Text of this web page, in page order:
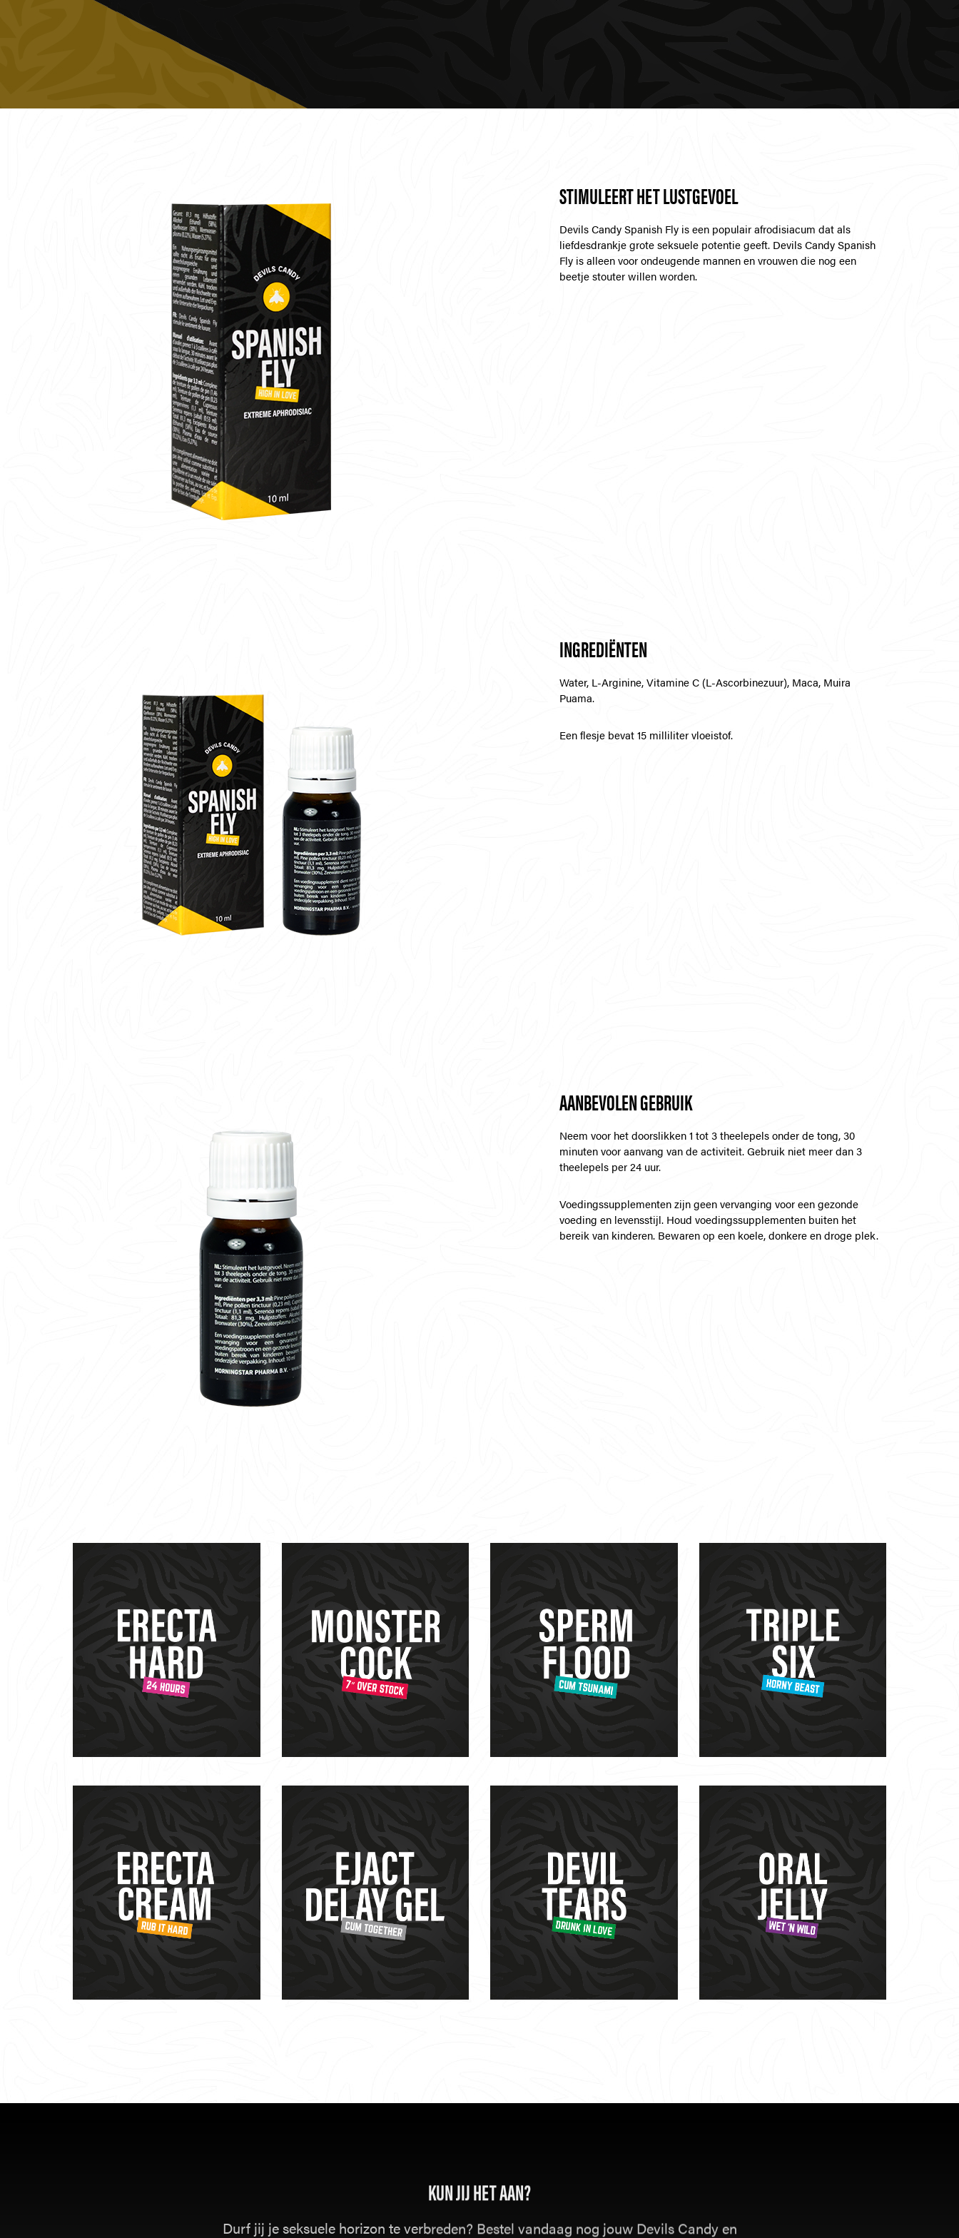
STIMULEERT HET LUSTGEVOEL
Devils Candy Spanish Fly is een populair afrodisiacum dat als
liefdesdrankje grote seksuele potentie geeft. Devils Candy Spanish
Fly is alleen voor ondeugende mannen en vrouwen die nog een
beetje stouter willen worden.
INGREDIËNTEN
Water, L-Arginine, Vitamine C (L-Ascorbinezuur), Maca, Muira
Puama.
Een flesje bevat 15 milliliter vloeistof.
AANBEVOLEN GEBRUIK
Neem voor het doorslikken 1 tot 3 theelepels onder de tong, 30
minuten voor aanvang van de activiteit. Gebruik niet meer dan 3
theelepels per 24 uur.
Voedingssupplementen zijn geen vervanging voor een gezonde
voeding en levensstijl. Houd voedingssupplementen buiten het
bereik van kinderen. Bewaren op een koele, donkere en droge plek.
KUN JIJ HET AAN?
Durf jij je seksuele horizon te verbreden? Bestel vandaag nog jouw Devils Candy en